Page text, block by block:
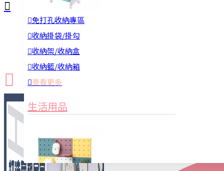
免打孔收納專區
收納掛袋/掛勾
收納架/收納盒
收納籃/收納箱
查看更多
生活用品
新品上市